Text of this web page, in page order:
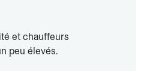
et chauffeurs
peu élevés.